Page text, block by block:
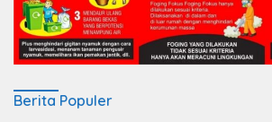
Berita Populer